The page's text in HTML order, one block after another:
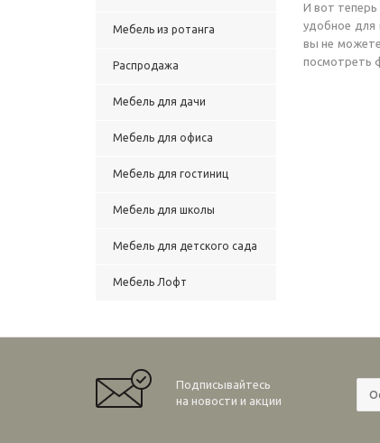
Мебель из ротанга
Распродажа
Мебель для дачи
Мебель для офиса
Мебель для гостиниц
Мебель для школы
Мебель для детского сада
Мебель Лофт
И вот
удобное для
вы не
посмотреть
Подписывайтесь
на новости и акции